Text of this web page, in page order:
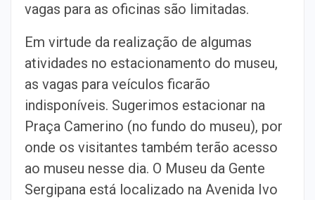
vagas para as oficinas são limitadas.
Em virtude da realização de algumas
atividades no estacionamento do museu,
as vagas para veículos ficarão
indisponíveis. Sugerimos estacionar na
Praça Camerino (no fundo do museu), por
onde os visitantes também terão acesso
ao museu nesse dia. O Museu da Gente
Sergipana está localizado na Avenida Ivo